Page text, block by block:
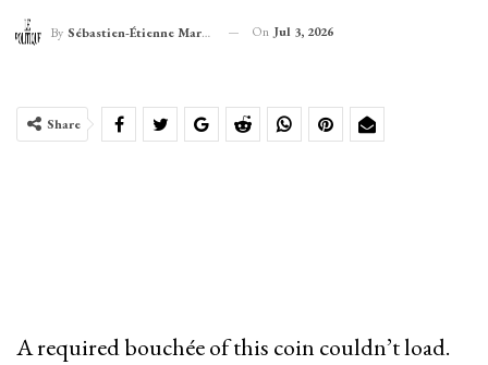
By Sébastien-Étienne Marechal On Jul 3, 2026
Share
A required bouchée of this coin couldn’t load.